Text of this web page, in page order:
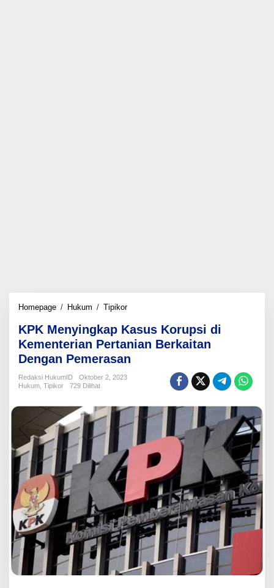
Homepage / Hukum / TipikorKPK
Kasus
Korupsi
di
Kementerian
Pemerasan
KPK Menyingkap Kasus Korupsi di
Kementerian Pertanian Berkaitan
Dengan Pemerasan
Redaksi HukumID
Oktober 2, 2023
Hukum Tipikor 729 Dilihat